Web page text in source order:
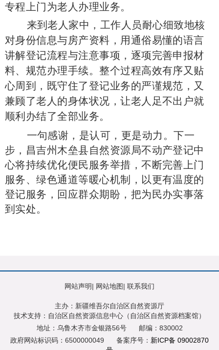
专程上门为老人办理业务。
来到老人家中，工作人员耐心细致地核
对身份信息与房产资料，用通俗易懂的语言
讲解登记流程与注意事项，逐项完善申报材
料、规范办理手续。整个过程高效有序又贴
心周到，既守住了登记业务的严谨规范，又
兼顾了老人的身体状况，让老人足不出户就
顺利办结了全部业务。
一句感谢，是认可，更是动力。下一
步，昌吉州木垒县自然资源局不动产登记中
心将持续优化便民服务举措，不断完善上门
服务、绿色通道等暖心机制，以更有温度的
登记服务，回应群众期盼，把为民办实事落
到实处。
网站声明| 网站地图| 联系我们
主办：新疆维吾尔自治区自然资源厅
技术支持：自治区自然资源信息中心（自治区自然资源档案馆）
地址：乌鲁木齐市金银路56号
邮编：830002
政府网站标识码：6500000049
备案序号： 新ICP备 09002870